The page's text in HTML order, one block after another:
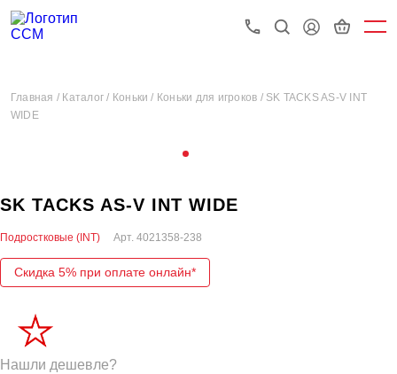
Главная / Каталог / Коньки / Коньки для игроков / SK TACKS AS-V INT
WIDE
SK TACKS AS-V INT WIDE
Подростковые (INT) Арт. 4021358-238
Скидка 5% при оплате онлайн*
Нашли дешевле?